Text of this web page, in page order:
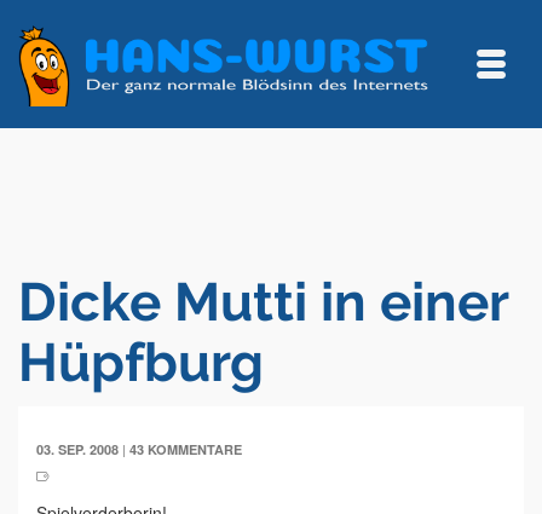
Dicke Mutti in einer
Hüpfburg
03. SEP. 2008 | 43 KOMMENTARE